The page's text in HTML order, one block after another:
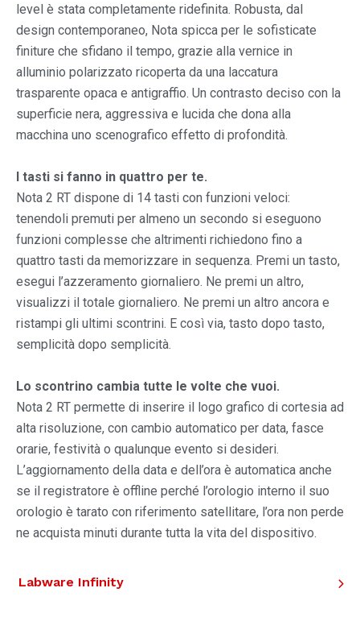
Labware Infinity
level è stata completamente ridefinita. Robusta, dal
design contemporaneo, Nota spicca per le sofisticate
finiture che sfidano il tempo, grazie alla vernice in
alluminio polarizzato ricoperta da una laccatura
trasparente opaca e antigraffio. Un contrasto deciso con la
superficie nera, aggressiva e lucida che dona alla
macchina uno scenografico effetto di profondità.
I tasti si fanno in quattro per te.
Nota 2 RT dispone di 14 tasti con funzioni veloci:
tenendoli premuti per almeno un secondo si eseguono
funzioni complesse che altrimenti richiedono fino a
quattro tasti da memorizzare in sequenza. Premi un tasto,
esegui l’azzeramento giornaliero. Ne premi un altro,
visualizzi il totale giornaliero. Ne premi un altro ancora e
ristampi gli ultimi scontrini. E così via, tasto dopo tasto,
semplicità dopo semplicità.
Lo scontrino cambia tutte le volte che vuoi.
Nota 2 RT permette di inserire il logo grafico di cortesia ad
alta risoluzione, con cambio automatico per data, fasce
orarie, festività o qualunque evento si desideri.
L’aggiornamento della data e dell’ora è automatica anche
se il registratore è offline perché l’orologio interno il suo
orologio è tarato con riferimento satellitare, l’ora non perde
ne acquista minuti durante tutta la vita del dispositivo.